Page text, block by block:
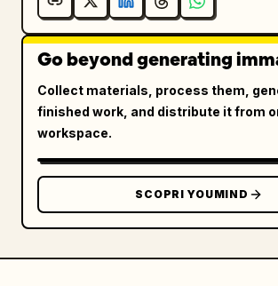
Go beyond generating
Collect materials, process them,
finished work, and distribute it from
workspace.
SCOPRI YOUMIND